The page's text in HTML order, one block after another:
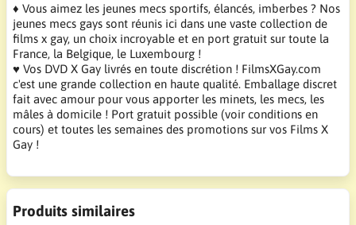
♦ Vous aimez les jeunes mecs sportifs, élancés, imberbes ? Nos
jeunes mecs gays sont réunis ici dans une vaste collection de
films x gay, un choix incroyable et en port gratuit sur toute la
France, la Belgique, le Luxembourg !
♥ Vos DVD X Gay livrés en toute discrétion ! FilmsXGay.com
c'est une grande collection en haute qualité. Emballage discret
fait avec amour pour vous apporter les minets, les mecs, les
mâles à domicile ! Port gratuit possible (voir conditions en
cours) et toutes les semaines des promotions sur vos Films X
Gay !
Produits similaires